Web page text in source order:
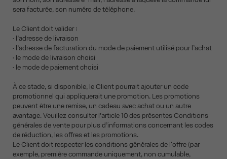
sera facturée, son numéro de téléphone.
Le Client doit valider :
• l’adresse de livraison
• l’adresse de facturation du mode de paiement utilisé pour l’achat
• le mode de livraison choisi
• le mode de paiement choisi
À ce stade, si disponible, le Client pourrait ajouter un code
promotionnel qui appliquerait une promotion. Les promotions
peuvent être une remise, un cadeau avec achat ou un autre
avantage. Veuillez consulter l’article 10 des présentes Conditions
générales de vente pour plus d’informations concernant les codes
de réduction, les offres et les promotions.
Le Client doit respecter les conditions générales de l'offre (par
exemple, première commande uniquement, non cumulable,